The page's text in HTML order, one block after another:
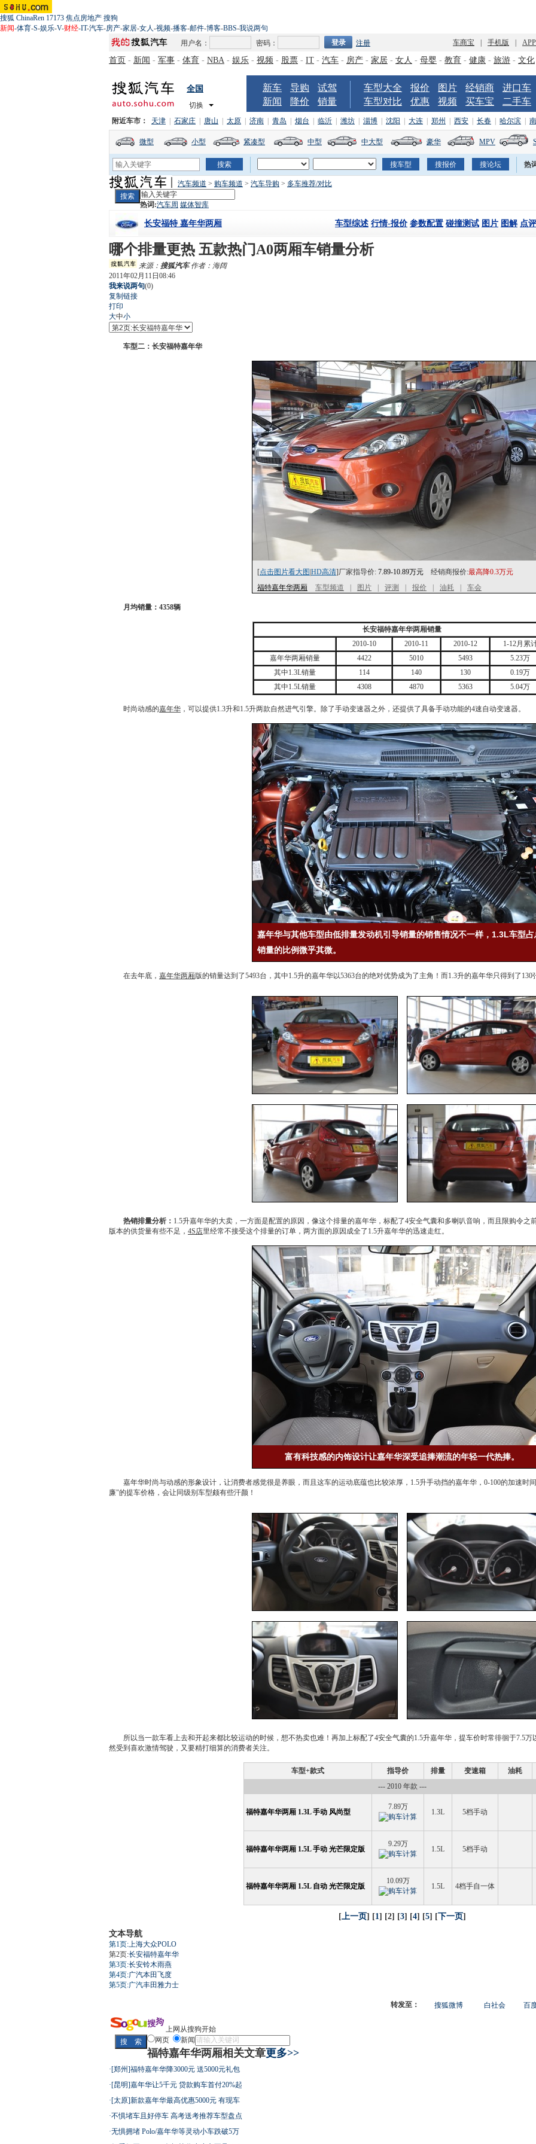
搜狐 ChinaRen 17173 焦点房地产 搜狗
新闻-体育-S-娱乐-V-财经-IT-汽车-房产-家居-女人-视频-播客-邮件-博客-BBS-我说两句
用户名：
密码： 注册 车商宝 手机版
首页 - 新闻 - 军事 - 体育 - NBA - 娱乐 - 视频 - 股票 - IT - 汽车 - 房产 - 家居 - 女人 - 母婴 - 教育 - 健康 - 旅游 - 文化
全国
切换
新车 导购
试驾
新闻
降价 销量
车型大全 报价 图片 经销商
进口车
车型对比
优惠 视频 买车宝 二手车
附近车市： 天津 石家庄 唐山 太原 济南 青岛 烟台 临沂 潍坊 淄博 沈阳 大连 郑州 西安 长春 哈尔滨
微型 小型 紧凑型 中型 中大型 豪华 MPV
热
汽车频道 > 购车频道 > 汽车导购 > 多车推荐/对比
热词:汽车周 媒体智库
车型综述 行情-报价 参数配置 碰撞测试 图片 图解 点评
长安福特 嘉年华两厢
哪个排量更热 五款热门A0两厢车销量分析
来源： 搜狐汽车作者：海阔
2011年02月11日08:46
我来说两句(0)
复制链接
打印
大中小
车型二： 长安福特嘉年华
[点击图片看大图 HD高清]厂家指导价: 7.89-10.89万元 经销商报价:最高降0.3万元
福特嘉年华两厢
车型频道 图片 评测 报价 油耗 车会
月均销量：4358辆
长安福特嘉年华两厢销量
2010-10
2010-11 2010-12
1-12月累
嘉年华两厢销量
4422 5010 5493
5.23万
其中1.3L销量
114 140 130
0.19万
其中1.5L销量
4308 4870 5363 5.04万
时尚动感的嘉年华 ，可以提供1.3升和1.5升两款自然进气引擎。除了手动变速器之外，还提供了具备手动功能的4速自动变速器。
嘉年华与其他车型由低排量发动机引导销量的销售情况不一样，1.3L车型占
销量的比例微乎其微。
在去年底， 嘉年华两厢版的销量达到了5493台，其中1.5升的嘉年华以5363台的绝对优势成为了主角！而1.3升的嘉年华只得到了130
热销排量分析： 1.5升嘉年华的大卖，一方面是配置的原因，像这个排量的嘉年华 ，标配了4安全气囊和多喇叭音响，而且限购令
版本的供货量有些不足， 4S店里经常不接受这个排量的订单，两方面的原因成全了1.5升嘉年华的迅速走红。
富有科技感的内饰设计让嘉年华深受追捧潮流的年轻一代热捧。
嘉年华时尚与动感的形象设计，让消费者感觉很是养眼，而且这车的运动底蕴也比较浓厚，1.5升手动挡的嘉年华 ，0-100的加速时
廉"的提车价格，会让同级别车型颇有些汗颜！
所以当一款车看上去和开起来都比较运动的时候，想不热卖也难！再加上标配了4安全气囊的1.5升嘉年华 ，提车价时常徘徊于7.5
然受到喜欢激情驾驶，又要精打细算的消费者关注。
车型+款式 指导价 排量 变速箱
油耗
--- 2010 年款 ---
福特嘉年华两厢 1.3L 手动 风尚型
7.89万
1.3L 5档手动
福特嘉年华两厢 1.5L 手动 光芒限定版
9.29万
1.5L 5档手动
福特嘉年华两厢 1.5L 自动 光芒限定版
10.09万
1.5L 4档手自一体
[上一页] [1] [2] [3] [4] [5] [下一页]
文本导航
第1页:上海大众POLO
第2页:长安福特嘉年华
第3页:长安铃木雨燕
第4页:广汽本田飞度
第5页:广汽丰田雅力士
转发至： 搜狐微博 白社会 百
上网从搜狗开始
网页
新闻
福特嘉年华两厢相关文章更多>>
·[郑州]福特嘉年华降3000元 送5000元礼包
·[昆明]嘉年华让5千元 贷款购车首付20%起
·[太原]新款嘉年华最高优惠5000元 有现车
·不惧堵车且好停车 高考送考推荐车型盘点
·无惧拥堵 Polo/嘉年华等灵动小车跌破5万